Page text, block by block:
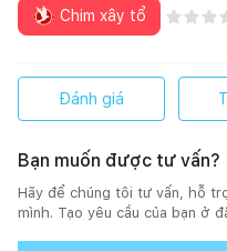
Chim xây tổ
Đánh giá
Bạn muốn được tư vấn?
Hãy để chúng tôi tư vấn, hỗ
mình. Tạo yêu cầu của bạn ở